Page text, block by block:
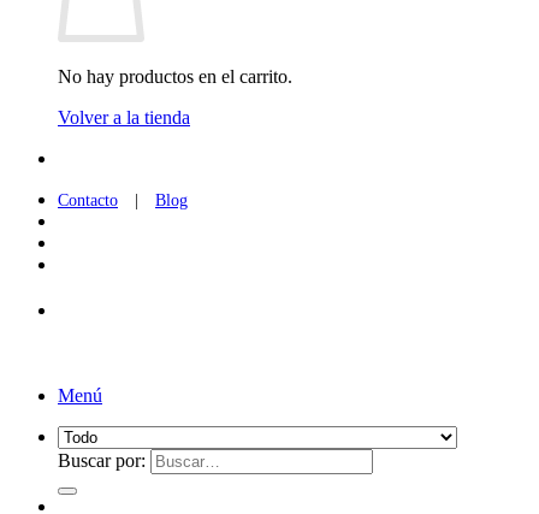
No hay productos en el carrito.
Volver a la tienda
Contacto Blog
Menú
Buscar por: